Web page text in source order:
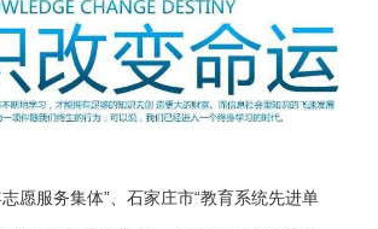
愿服务集体”、石家庄市“教育系统先进单